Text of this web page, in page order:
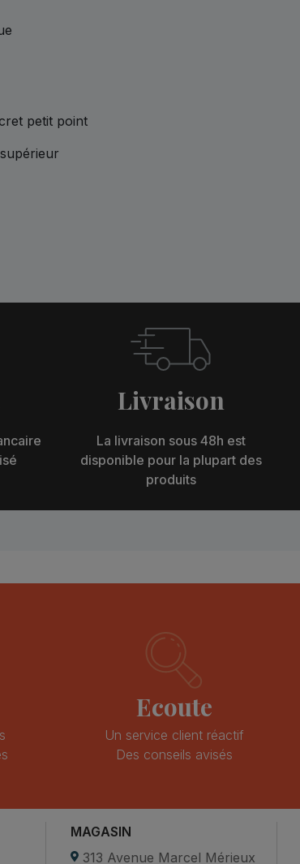
petit point
Livraison
La livraison sous 48h est
disponible pour la plupart des
produits
Ecoute
Un service client réactif
Des conseils avisés
MAGASIN
313 Avenue Marcel Mérieux